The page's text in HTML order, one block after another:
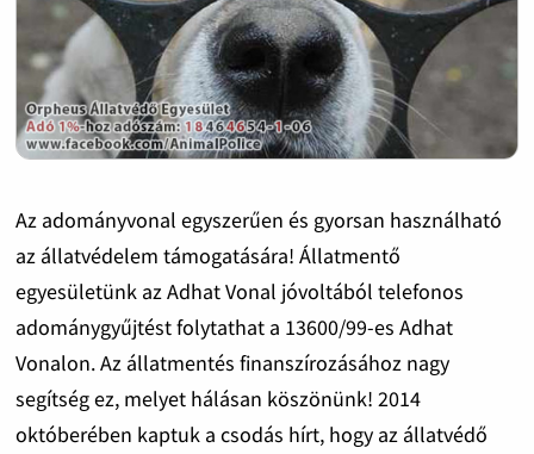
Az adományvonal egyszerűen és gyorsan használható
az állatvédelem támogatására! Állatmentő
egyesületünk az Adhat Vonal jóvoltából telefonos
adománygyűjtést folytathat a 13600/99-es Adhat
Vonalon. Az állatmentés finanszírozásához nagy
segítség ez, melyet hálásan köszönünk! 2014
októberében kaptuk a csodás hírt, hogy az állatvédő